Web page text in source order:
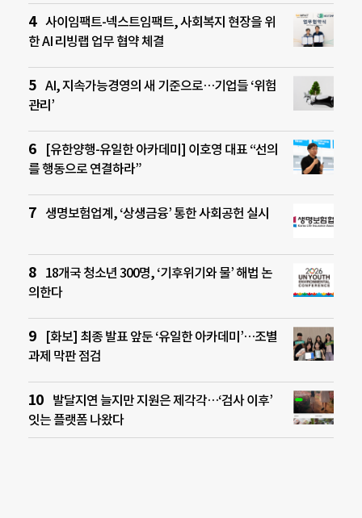
사이임팩트-넥스트임팩트, 사회복지 현장을 위
한 AI 리빙랩 업무 협약 체결
AI, 지속가능경영의 새 기준으로…기업들 ‘위험
관리’
[유한양행-유일한 아카데미] 이호영 대표 “선의
를 행동으로 연결하라”
생명보험업계, ‘상생금융’ 통한 사회공헌 실시
18개국 청소년 300명, ‘기후위기와 물’ 해법 논
의한다
[화보] 최종 발표 앞둔 ‘유일한 아카데미’…조별
과제 막판 점검
발달지연 늘지만 지원은 제각각…‘검사 이후’
잇는 플랫폼 나왔다